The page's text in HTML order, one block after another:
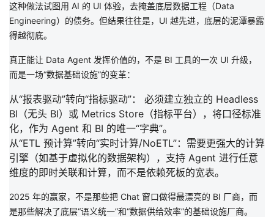
这种做法试图用 AI 的 UI 体验，去掩盖底层数据工程（Data
Engineering）的债务。但结果往往是， UI 越先进，底层的泥潭暴露
得越彻底。
真正能让 Data Agent 发挥价值的，不是 BI 工具的一次 UI 升级，
而是一场“数据基础设施”的变革：
从“报表驱动”转向“指标驱动”： 必须建立独立的 Headless
BI（无头 BI）或 Metrics Store（指标平台） ，将口径标准
化，作为 Agent 和 BI 的唯一“字典”。
从“ETL 预计算”转向“实时计算/NoETL”： 需要更强大的计算
引擎（如基于虚拟化的数据架构），支持 Agent 进行任意
维度的即时关联和计算，而不是依赖死板的宽表。
2025 年的赢家，不是那些把 Chat 窗口做得最漂亮的 BI 厂商，而
是那些解决了底层“语义统一”和“数据供给效率”的基础设施厂商。